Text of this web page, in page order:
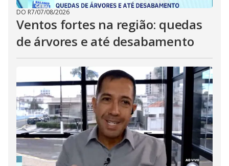
DO R7/07/08/2026
Ventos fortes na região: quedas
de árvores e até desabamento